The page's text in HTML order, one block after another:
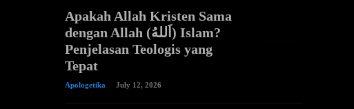
Apakah Allah Kristen Sama
dengan Allah (اَللهُ) Islam?
Penjelasan Teologis yang
Tepat
Apologetika July 12, 2026